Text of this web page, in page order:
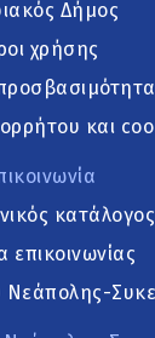
Δήμος
χρήσης
και
κατάλογος
επικοινωνίας
Νεάπολης-